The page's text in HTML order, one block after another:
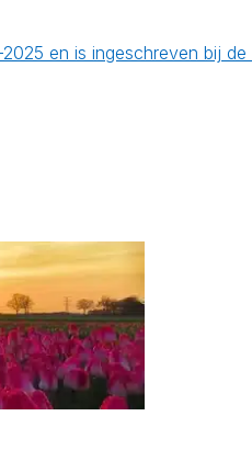
en is ingeschreven bij